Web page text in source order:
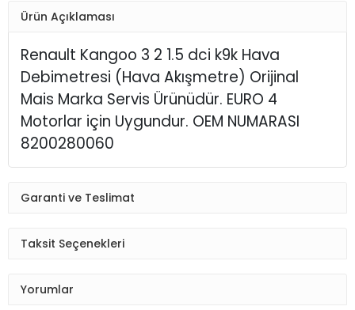
Ürün Açıklaması
Renault Kangoo 3 2 1.5 dci k9k Hava
Debimetresi (Hava Akışmetre) Orijinal
Mais Marka Servis Ürünüdür. EURO 4
Motorlar için Uygundur. OEM NUMARASI
8200280060
Garanti ve Teslimat
Taksit Seçenekleri
Yorumlar